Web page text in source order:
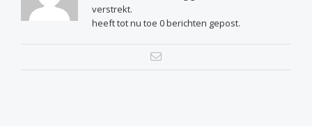
verstrekt.
heeft tot nu toe 0 berichten gepost.